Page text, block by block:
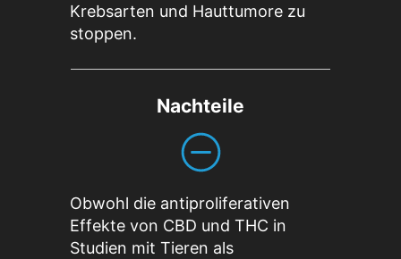
Krebsarten und Hauttumore zu
stoppen.
Nachteile
Obwohl die antiproliferativen
Effekte von CBD und THC in
Studien mit Tieren als